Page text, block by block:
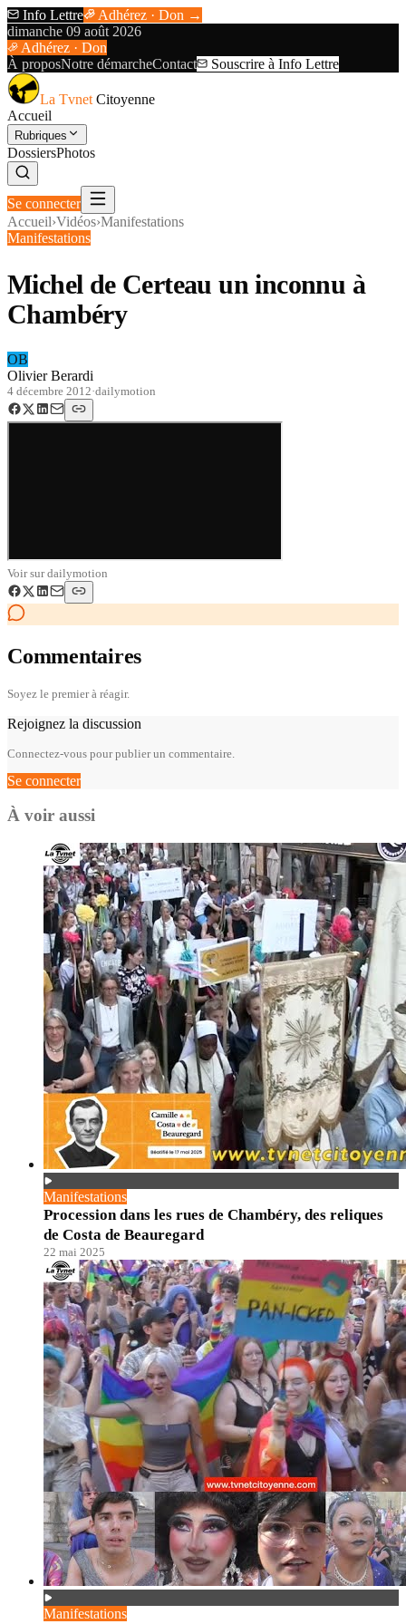
Info Lettre
Adhérez · Don →
dimanche 09 août 2026
Adhérez · Don
À proposNotre démarcheContact Souscrire à Info Lettre
La Tvnet Citoyenne
Accueil
Rubriques
DossiersPhotos
Se connecter
Accueil›Vidéos›Manifestations
Manifestations
Michel de Certeau un inconnu à
Chambéry
OB
Olivier Berardi
4 décembre 2012·dailymotion
Voir surdailymotion
Commentaires
Soyez le premier à réagir.
Rejoignez la discussion
Connectez-vous pour publier un commentaire.
Se connecter
À voir aussi
Manifestations
Procession dans les rues de Chambéry, des reliques
de Costa de Beauregard
22 mai 2025
Manifestations